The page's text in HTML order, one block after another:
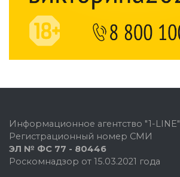
Информационное агентство "1-LINE"
Регистрационный номер СМИ
ЭЛ № ФС 77 - 80446
Роскомнадзор от 15.03.2021 года